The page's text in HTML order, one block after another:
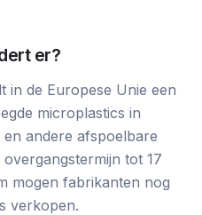
er?
in de Europese Unie een
microplastics in
andere afspoelbare
tot 17
mogen fabrikanten nog
verkopen.